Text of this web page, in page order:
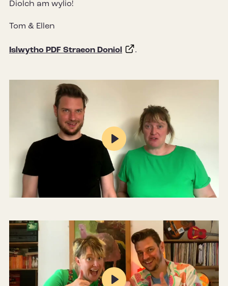
Diolch am wylio!
Tom & Ellen
Islwytho PDF Straeon Doniol .
Mute Settings
Play